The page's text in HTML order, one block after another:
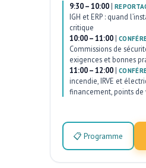
9:30 – 10:00 |
IGH et ERP : quand
critique
10:00 – 11:00 |
Commissions de
exigences et bonnes
11:00 – 12:00 |
incendie, IRVE et
financement, points de
📋 Programme